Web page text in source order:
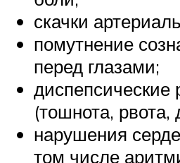
скачки
помутнение
перед глазами;
диспепсические
(тошнота, рвота,
нарушения
том числе